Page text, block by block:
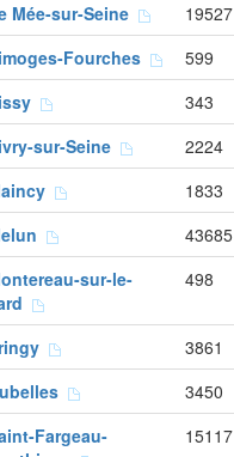
Mée-sur-Seine 19527
Fourches 599
343
sur-Seine 2224
1833
43685
sur-le-
498
3861
3450
Fargeau-
15117